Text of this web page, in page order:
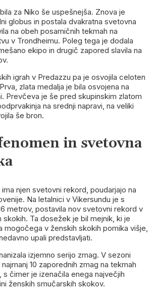
za Niko še uspešnejša. Znova je
globus in postala dvakratna svetovna
na obeh posamičnih tekmah na
v Trondheimu. Poleg tega je dodala
ekipo in drugič zapored slavila na
igrah v Predazzu pa je osvojila celoten
zlata medalja je bila osvojena na
Prevčeva je še pred skupinskim zlatom
na srednji napravi, na veliki
še bron.
in svetovna
njen svetovni rekord, poudarjajo na
Na letalnici v Vikersundu je s
metrov, postavila nov svetovni rekord v
skokih. Ta dosežek je bil mejnik, ki je
mogočega v ženskih skokih pomika višje,
upali predstavljati.
izjemno serijo zmag. V sezoni
10 zaporednih zmag na tekmah
čimer je izenačila enega največjih
ženskih smučarskih skokov.